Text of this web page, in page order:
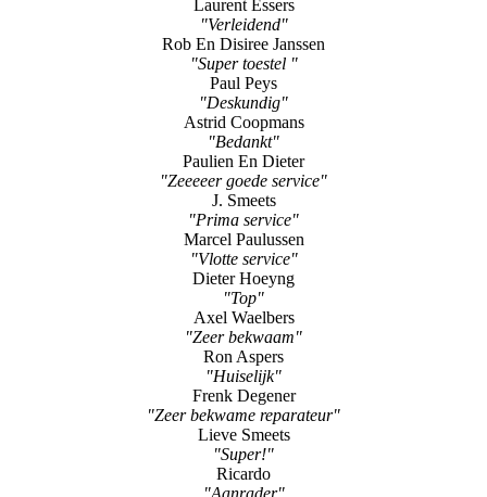
Laurent Essers
"Verleidend"
Rob En Disiree Janssen
"Super toestel "
Paul Peys
"Deskundig"
Astrid Coopmans
"Bedankt"
Paulien En Dieter
"Zeeeeer goede service"
J. Smeets
"Prima service"
Marcel Paulussen
"Vlotte service"
Dieter Hoeyng
"Top"
Axel Waelbers
"Zeer bekwaam"
Ron Aspers
"Huiselijk"
Frenk Degener
"Zeer bekwame reparateur"
Lieve Smeets
"Super!"
Ricardo